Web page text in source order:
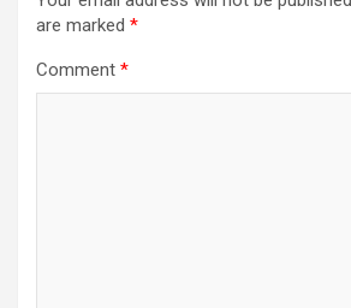
are marked *
Comment *